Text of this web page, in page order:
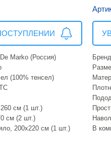
Marko (Россия)
(100% тенсел)
см (1 шт.)
см (2 шт.)
200х220 см (1 шт.)
Бренд
В